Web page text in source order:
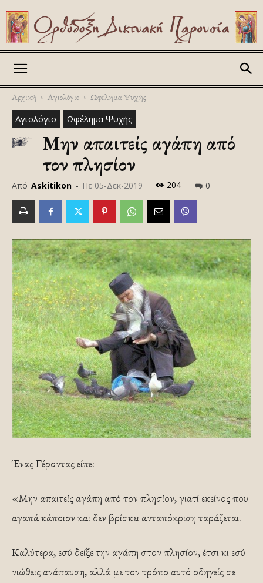
Αρχική Αγιολόγιο Ωφέλημα Ψυχής
Αγιολόγιο Ωφέλημα Ψυχής
Μην απαιτείς αγάπη από
τον πλησίον
Από Askitikon - Πε 05-Δεκ-2019 204 0
Ένας Γέροντας είπε:
«Μην απαιτείς αγάπη από τον πλησίον, γιατί εκείνος που
αγαπά κάποιον και δεν βρίσκει ανταπόκριση ταράζεται.
Καλύτερα, εσύ δείξε την αγάπη στον πλησίον, έτσι κι εσύ
νιώθεις ανάπαυση, αλλά με τον τρόπο αυτό οδηγείς σε